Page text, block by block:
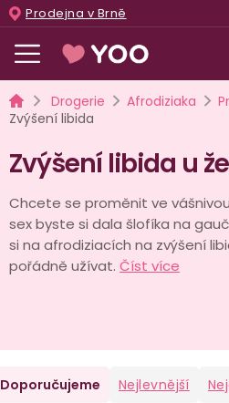
Přejít
na
obsah
Prodejna v Brně
DomůDrogerie Afrodiziaka
Zvýšení libida
Zvýšení libida u
Chcete se proměnit ve
sex byste si dala šlofíka na
si na afrodiziacích na zvýšení
pořádně užívat. Číst více
Doporučujeme Nejlevnější